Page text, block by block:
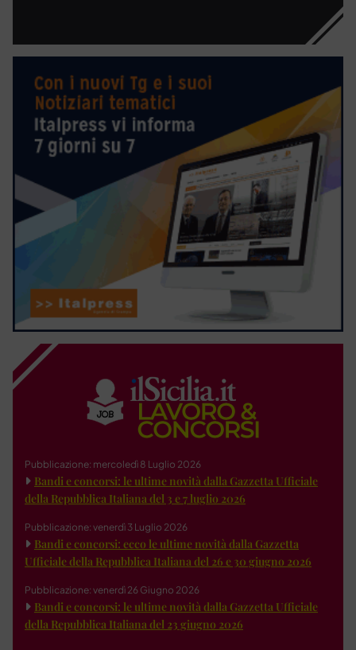
Pubblicazione: mercoledì 8 Luglio 2026
Bandi e concorsi: le ultime novità dalla Gazzetta Ufficiale
della Repubblica Italiana del 3 e 7 luglio 2026
Pubblicazione: venerdì 3 Luglio 2026
Bandi e concorsi: ecco le ultime novità dalla Gazzetta
Ufficiale della Repubblica Italiana del 26 e 30 giugno 2026
Pubblicazione: venerdì 26 Giugno 2026
Bandi e concorsi: le ultime novità dalla Gazzetta Ufficiale
della Repubblica Italiana del 23 giugno 2026